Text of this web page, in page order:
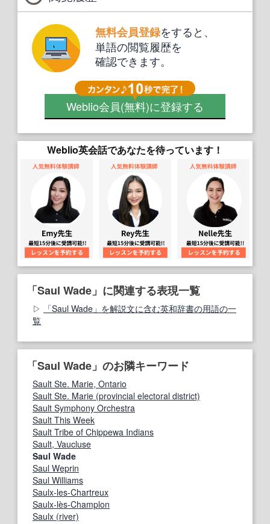
無料会員登録をすると、
単語の閲覧履歴を
確認できます。
Weblio会員(無料)に登録する
Weblio英会話であなたを待っています！
「Saul Wade」に関連する表現一覧
「Saul Wade」を解説文に含む英和辞書の用語の一
覧
「Saul Wade」のお隣キーワード
Sault Ste. Marie, Ontario
Sault Ste. Marie (provincial electoral district)
Sault Symphony Orchestra
Sault This Week
Sault Tribe of Chippewa Indians
Sault, Vaucluse
Saul Wade
Saul Weprin
Saul Williams
Saulx-les-Chartreux
Saulx-lès-Champlon
Saulx (river)